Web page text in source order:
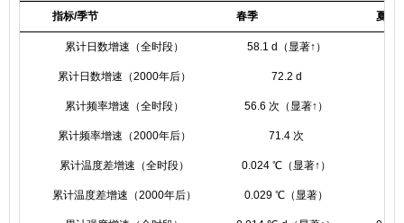
指标/季节 春季 夏季
累计日数增速（全时段） 58.1 d（显著↑）
累计日数增速（2000年后） 72.2 d
累计频率增速（全时段） 56.6 次（显著↑）
累计频率增速（2000年后） 71.4 次
累计温度差增速（全时段） 0.024 ℃（显著↑）
累计温度差增速（2000年后） 0.029 ℃（显著）